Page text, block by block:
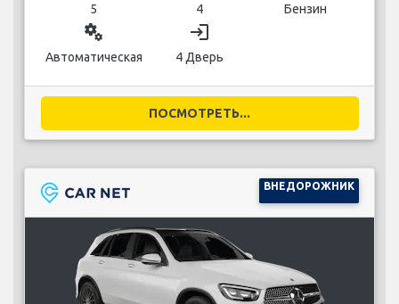
5 4 Бензин
miscellaneous_services
Автоматическая
login
4 Дверь
ПОСМОТРЕТЬ...
ВНЕДОРОЖНИК